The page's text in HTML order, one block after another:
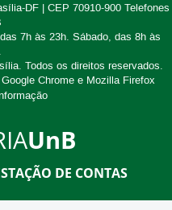
DF | CEP 70910-900 Telefones
7h às 23h. Sábado, das 8h às
. Todos os direitos reservados.
Chrome e Mozilla Firefox
UnB
DE CONTAS